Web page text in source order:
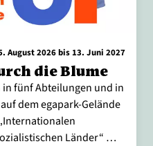
August 2026 bis 13. Juni 2027
die Blume
fünf Abteilungen und in
dem egapark-Gelände
Länder“ …